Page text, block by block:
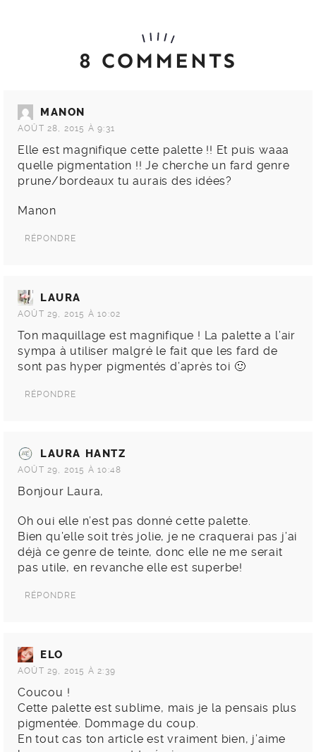
8 COMMENTS
MANON
AOÛT 28, 2015 À 9:31
Elle est magnifique cette palette !! Et puis waaa
quelle pigmentation !! Je cherche un fard genre
prune/bordeaux tu aurais des idées?
Manon
RÉPONDRE
LAURA
AOÛT 29, 2015 À 10:02
Ton maquillage est magnifique ! La palette a l’air
sympa à utiliser malgré le fait que les fard de
sont pas hyper pigmentés d’après toi 🙂
RÉPONDRE
LAURA HANTZ
AOÛT 29, 2015 À 10:48
Bonjour Laura,
Oh oui elle n’est pas donné cette palette.
Bien qu’elle soit très jolie, je ne craquerai pas j’ai
déjà ce genre de teinte, donc elle ne me serait
pas utile, en revanche elle est superbe!
RÉPONDRE
ELO
AOÛT 29, 2015 À 2:39
Coucou !
Cette palette est sublime, mais je la pensais plus
pigmentée. Dommage du coup.
En tout cas ton article est vraiment bien, j’aime